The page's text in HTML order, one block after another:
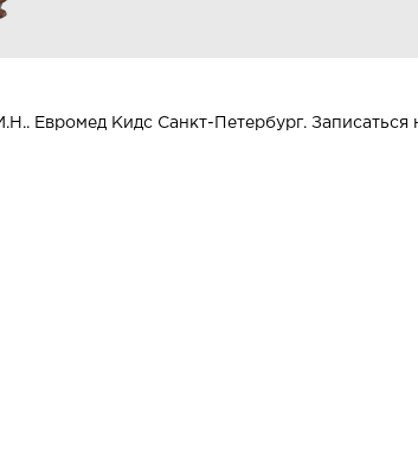
Евромед Кидс Санкт-Петербург. Записаться